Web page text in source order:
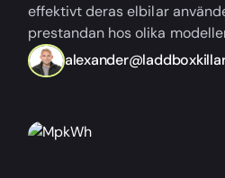
effektivt deras elbilar
prestandan hos olika